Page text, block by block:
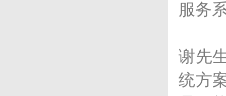
服务
谢先
统方